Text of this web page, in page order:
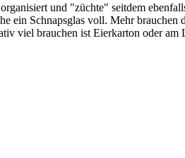
und "züchte" seitdem
Schnapsglas voll. Mehr brauchen
viel brauchen ist Eierkarton oder